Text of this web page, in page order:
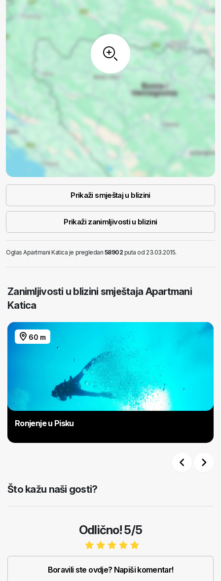
Prikaži smještaj u blizini
Prikaži zanimljivosti u blizini
Oglas Apartmani Katica je pregledan 58902 puta od 23.03.2015.
Zanimljivosti u blizini smještaja Apartmani
Katica
60 m
Ronjenje u Pisku
Što kažu naši gosti?
Odlično! 5/5
Boravili ste ovdje? Napiši komentar!